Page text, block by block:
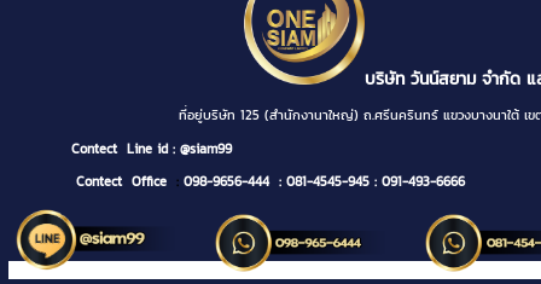
บริษัท วันน์สยาม จำกัด แล
ที่อยู่บริษัท 125 (สำนักงานาใหญ่) ถ.ศรีนครินทร์ แขวงบางนาใ
Contect Line id : @siam99
Contect Office : 098-9656-444 : 081-4545-945 : 091-493-6666